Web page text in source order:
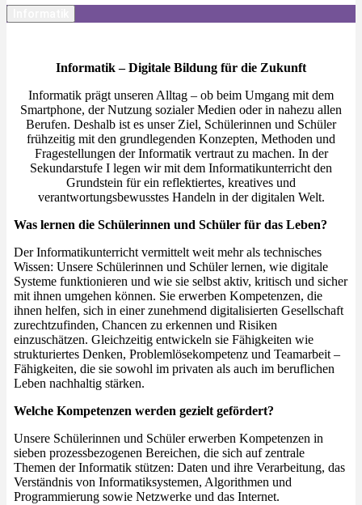
Informatik – Digitale Bildung für die Zukunft
Informatik prägt unseren Alltag – ob beim Umgang mit dem
Smartphone, der Nutzung sozialer Medien oder in nahezu allen
Berufen. Deshalb ist es unser Ziel, Schülerinnen und Schüler
frühzeitig mit den grundlegenden Konzepten, Methoden und
Fragestellungen der Informatik vertraut zu machen. In der
Sekundarstufe I legen wir mit dem Informatikunterricht den
Grundstein für ein reflektiertes, kreatives und
verantwortungsbewusstes Handeln in der digitalen Welt.
Was lernen die Schülerinnen und Schüler für das Leben?
Der Informatikunterricht vermittelt weit mehr als technisches
Wissen: Unsere Schülerinnen und Schüler lernen, wie digitale
Systeme funktionieren und wie sie selbst aktiv, kritisch und sicher
mit ihnen umgehen können. Sie erwerben Kompetenzen, die
ihnen helfen, sich in einer zunehmend digitalisierten Gesellschaft
zurechtzufinden, Chancen zu erkennen und Risiken
einzuschätzen. Gleichzeitig entwickeln sie Fähigkeiten wie
strukturiertes Denken, Problemlösekompetenz und Teamarbeit –
Fähigkeiten, die sie sowohl im privaten als auch im beruflichen
Leben nachhaltig stärken.
Welche Kompetenzen werden gezielt gefördert?
Unsere Schülerinnen und Schüler erwerben Kompetenzen in
sieben prozessbezogenen Bereichen, die sich auf zentrale
Themen der Informatik stützen: Daten und ihre Verarbeitung, das
Verständnis von Informatiksystemen, Algorithmen und
Programmierung sowie Netzwerke und das Internet.